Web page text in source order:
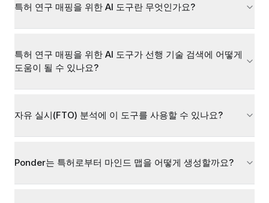
특허 연구 매핑을 위한 AI 도구란 무엇인가요?
특허 연구 매핑을 위한 AI 도구가 선행 기술 검색에 어떻게
도움이 될 수 있나요?
자유 실시(FTO) 분석에 이 도구를 사용할 수 있나요?
Ponder는 특허로부터 마인드 맵을 어떻게 생성할까요?